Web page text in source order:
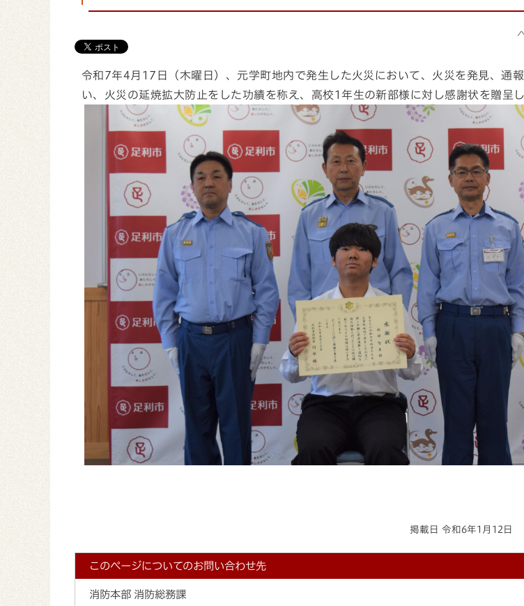
令和7年4月17日（木曜日）、元学町地内で発生した火災において、火災を発見、通
い、火災の延焼拡大防止をした功績を称え、高校1年生の新部様に対し感謝状を贈呈し
掲載日 令和6年1月12日
このページについてのお問い合わせ先
消防本部 消防総務課